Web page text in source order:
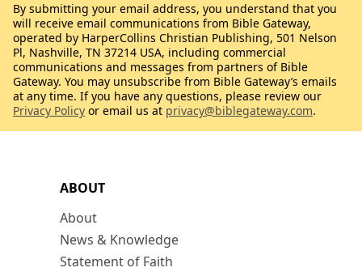
ABOUT
About
News & Knowledge
Statement of Faith
By submitting your email address, you understand that you
will receive email communications from Bible Gateway,
operated by HarperCollins Christian Publishing, 501 Nelson
Pl, Nashville, TN 37214 USA, including commercial
communications and messages from partners of Bible
Gateway. You may unsubscribe from Bible Gateway’s emails
at any time. If you have any questions, please review our
Privacy Policy or email us at privacy@biblegateway.com.